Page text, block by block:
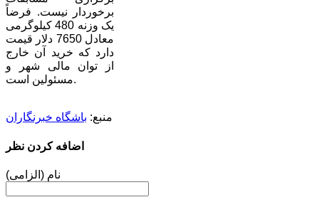
برخوردار نیست. فرضاً
یک وزنه 480 کیلوگرمی
معادل 7650 دلار قیمت
دارد که خرید آن خارج
از توان مالی شهر و
مسئولین است.
منبع: باشگاه خبرنگاران
اضافه کردن نظر
نام (الزامی)